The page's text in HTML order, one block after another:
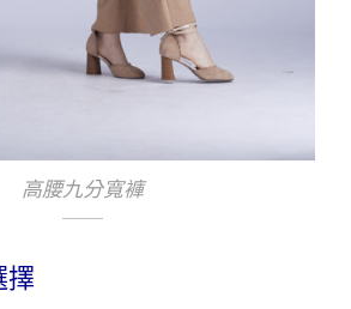
高腰九分寬褲
擇